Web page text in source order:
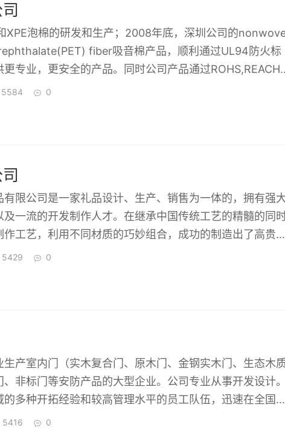
XPE泡棉的研发和生产；2008年底，深圳公司的
fiber吸音棉产品，顺利通过UL94防火标
专业，更安全的产品。同时公司产品通过ROHS,REACH
美国家。公司成立以来，坚持以优良的产品品质和一流的
5584 0
有限公司是一家礼品设计、生产、销售为一体的，拥有强
及一流的开发制作人才。在继承中国传统工艺的精髓的同
工艺，利用不同材质的巧妙组合，成功的制造出了高贵典
晶会议礼品、水晶办公礼品、同学聚会纪念品、 水晶庆典
5429 0
生产室内门（实木复合门、原木门、金钢实木门、生态木
非标门等安防产品的大型企业。公司专业从事开发设计。
多种开拓经验和较高管理水平的员工队伍，迅速在全国各
，并为广大用户提供优质的产品和周到的服务。
5416 0